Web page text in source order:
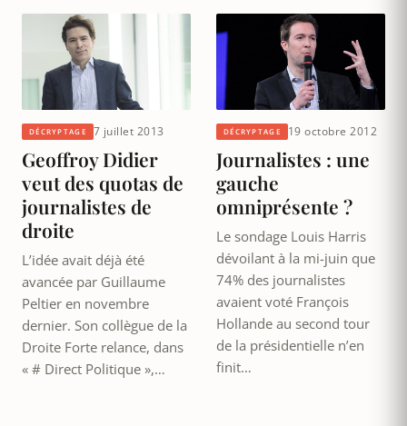
DÉCRYPTAGE 7 juillet 2013
Geoffroy Didier
veut des quotas de
journalistes de
droite
L’idée avait déjà été
avancée par Guillaume
Peltier en novembre
dernier. Son collègue de la
Droite Forte relance, dans
« # Direct Politique »,…
DÉCRYPTAGE 19 octobre 2012
Journalistes : une
gauche
omniprésente ?
Le sondage Louis Harris
dévoilant à la mi-juin que
74% des journalistes
avaient voté François
Hollande au second tour
de la présidentielle n’en
finit…